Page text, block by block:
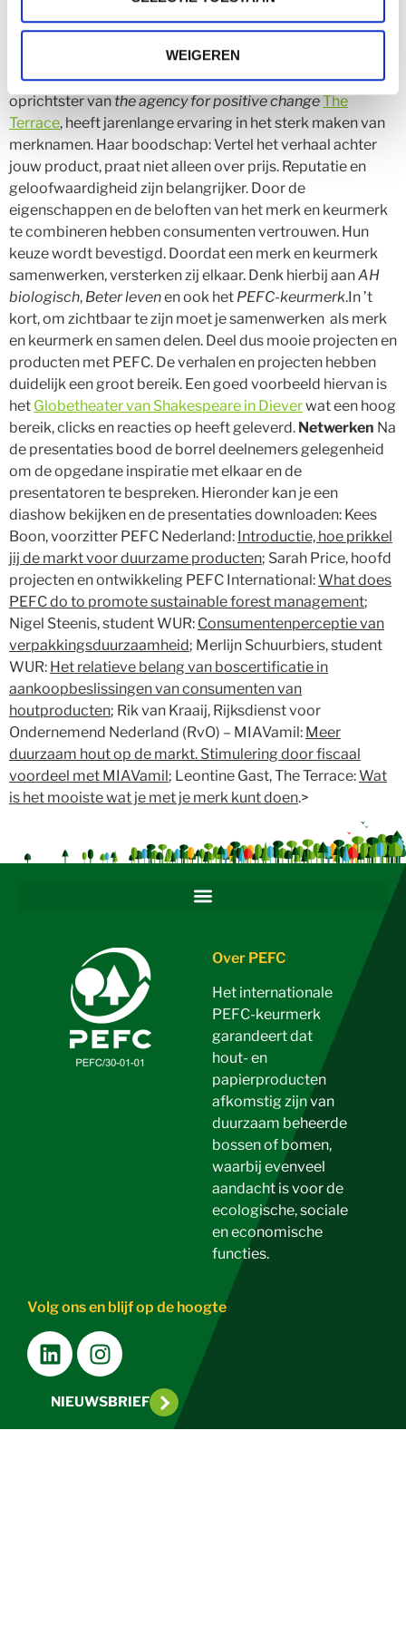
WEIGEREN
certificaat bezitten en hout met PEFC keurmerk leveren
een prima verkoopargument richting opdrachtgevers.
Over de relatie merk en keurmerkLeontine Gast,
oprichtster vanthe agency for positive changeThe
Terrace, heeft jarenlange ervaring in het sterk maken van
merknamen. Haar boodschap: Vertel het verhaal achter
jouw product, praat niet alleen over prijs. Reputatie en
geloofwaardigheid zijn belangrijker. Door de
eigenschappen en de beloften van het merk en keurmerk
te combineren hebben consumenten vertrouwen. Hun
keuze wordt bevestigd. Doordat een merk en keurmerk
samenwerken, versterken zij elkaar. Denk hierbij aanAH
biologisch, Beter levenen ook het PEFC-keurmerk.In ’t
kort, om zichtbaar te zijn moet je samenwerken als merk
en keurmerk en samen delen. Deel dus mooie projecten en
producten met PEFC. De verhalen en projecten hebben
duidelijk een groot bereik. Een goed voorbeeld hiervan is
het Globetheater van Shakespeare in Dieverwat een hoog
bereik, clicks en reacties op heeft geleverd. Netwerken Na
de presentaties bood de borrel deelnemers gelegenheid
om de opgedane inspiratie met elkaar en de
presentatoren te bespreken. Hieronder kan je een
diashow bekijken en de presentaties downloaden: Kees
Boon, voorzitter PEFC Nederland: Introductie, hoe prikkel
jij de markt voor duurzame producten; Sarah Price, hoofd
projecten en ontwikkeling PEFC International:What does
PEFC do to promote sustainable forest management;
Nigel Steenis, student WUR: Consumentenperceptie van
verpakkingsduurzaamheid; Merlijn Schuurbiers, student
WUR: Het relatieve belang van boscertificatie in
aankoopbeslissingen van consumenten van
houtproducten; Rik van Kraaij, Rijksdienst voor
Ondernemend Nederland (RvO) – MIAVamil: Meer
duurzaam hout op de markt. Stimulering door fiscaal
voordeel met MIAVamil; Leontine Gast, The Terrace:Wat
is het mooiste wat je met je merk kunt doen.>
Over PEFC
Het internationale
PEFC-keurmerk
garandeert dat
hout- en
papierproducten
afkomstig zijn van
duurzaam beheerde
bossen of bomen,
waarbij evenveel
aandacht is voor de
ecologische, sociale
en economische
functies.
Volg ons en blijf op de hoogte
NIEUWSBRIEF